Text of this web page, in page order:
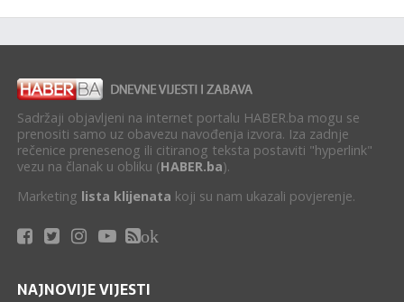
Sadržaji objavljeni na internet portalu HABER.ba mogu se
prenositi samo uz obavezu navođenja izvora. Iza zadnje
rečenice prenesenog ili citiranog teksta postaviti "hyperlink"
vezu na članak u obliku (HABER.ba).
Marketing lista klijenata koji su nam ukazali povjerenje.
ok
NAJNOVIJE VIJESTI